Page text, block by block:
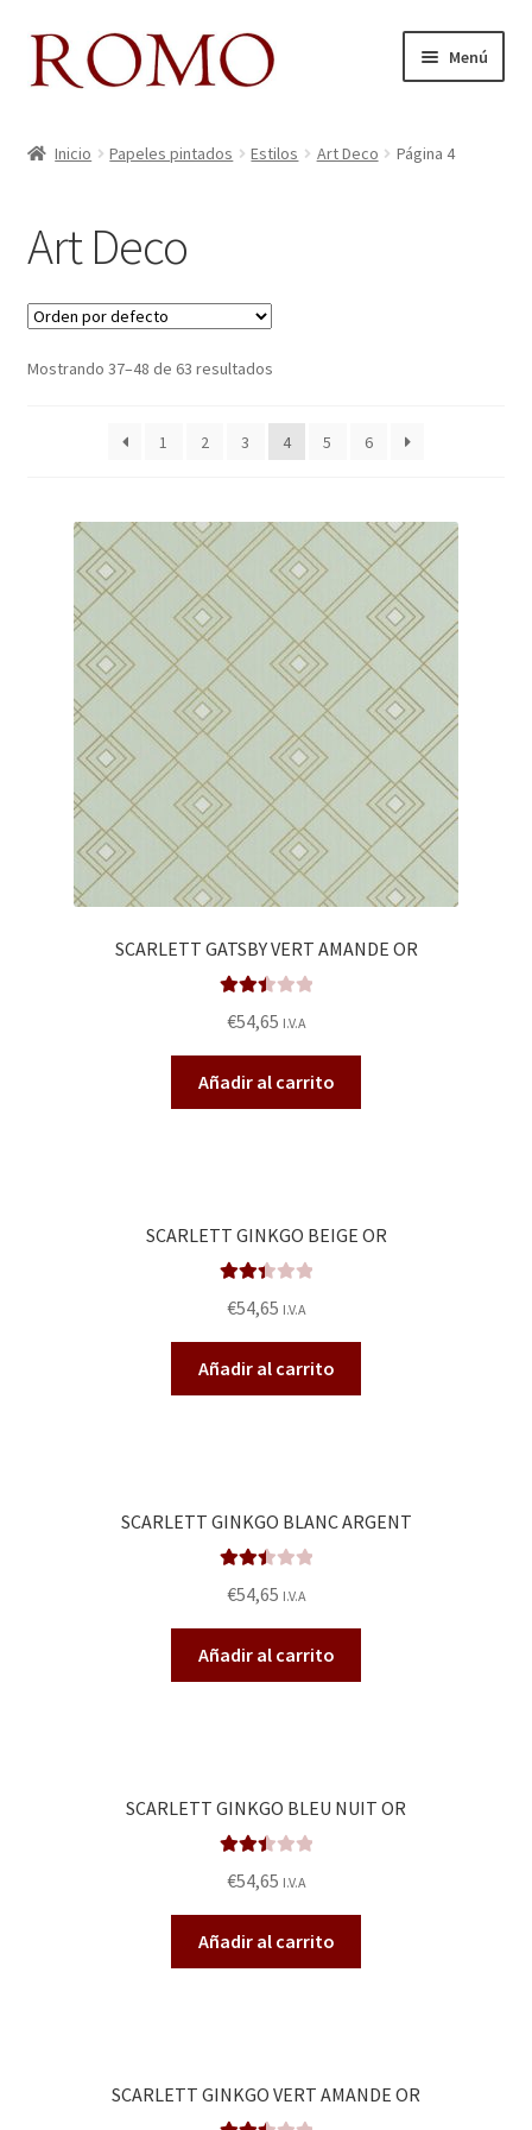
Ir
Ir
al
Menú
Blog
Carrito
Colecciones
Enmarcación
Finalizar compra
Más información sobre las cookies
Mi cuenta
Política de cookies
Política de devoluciones
Política de privacidad
Inicio Papeles pintados Estilos Art Deco Página 4
Art Deco
Mostrando 37–48 de 63 resultados
1 2 3 4 5 6
SCARLETT GATSBY VERT AMANDE OR
do en
2.50
de 5
€54,65 I.V.A
Añadir al carrito
SCARLETT GINKGO BEIGE OR
do en
2.46
de 5
€54,65 I.V.A
Añadir al carrito
SCARLETT GINKGO BLANC ARGENT
do en
2.50
de 5
€54,65 I.V.A
Añadir al carrito
SCARLETT GINKGO BLEU NUIT OR
do en
2.51
de 5
€54,65 I.V.A
Añadir al carrito
SCARLETT GINKGO VERT AMANDE OR